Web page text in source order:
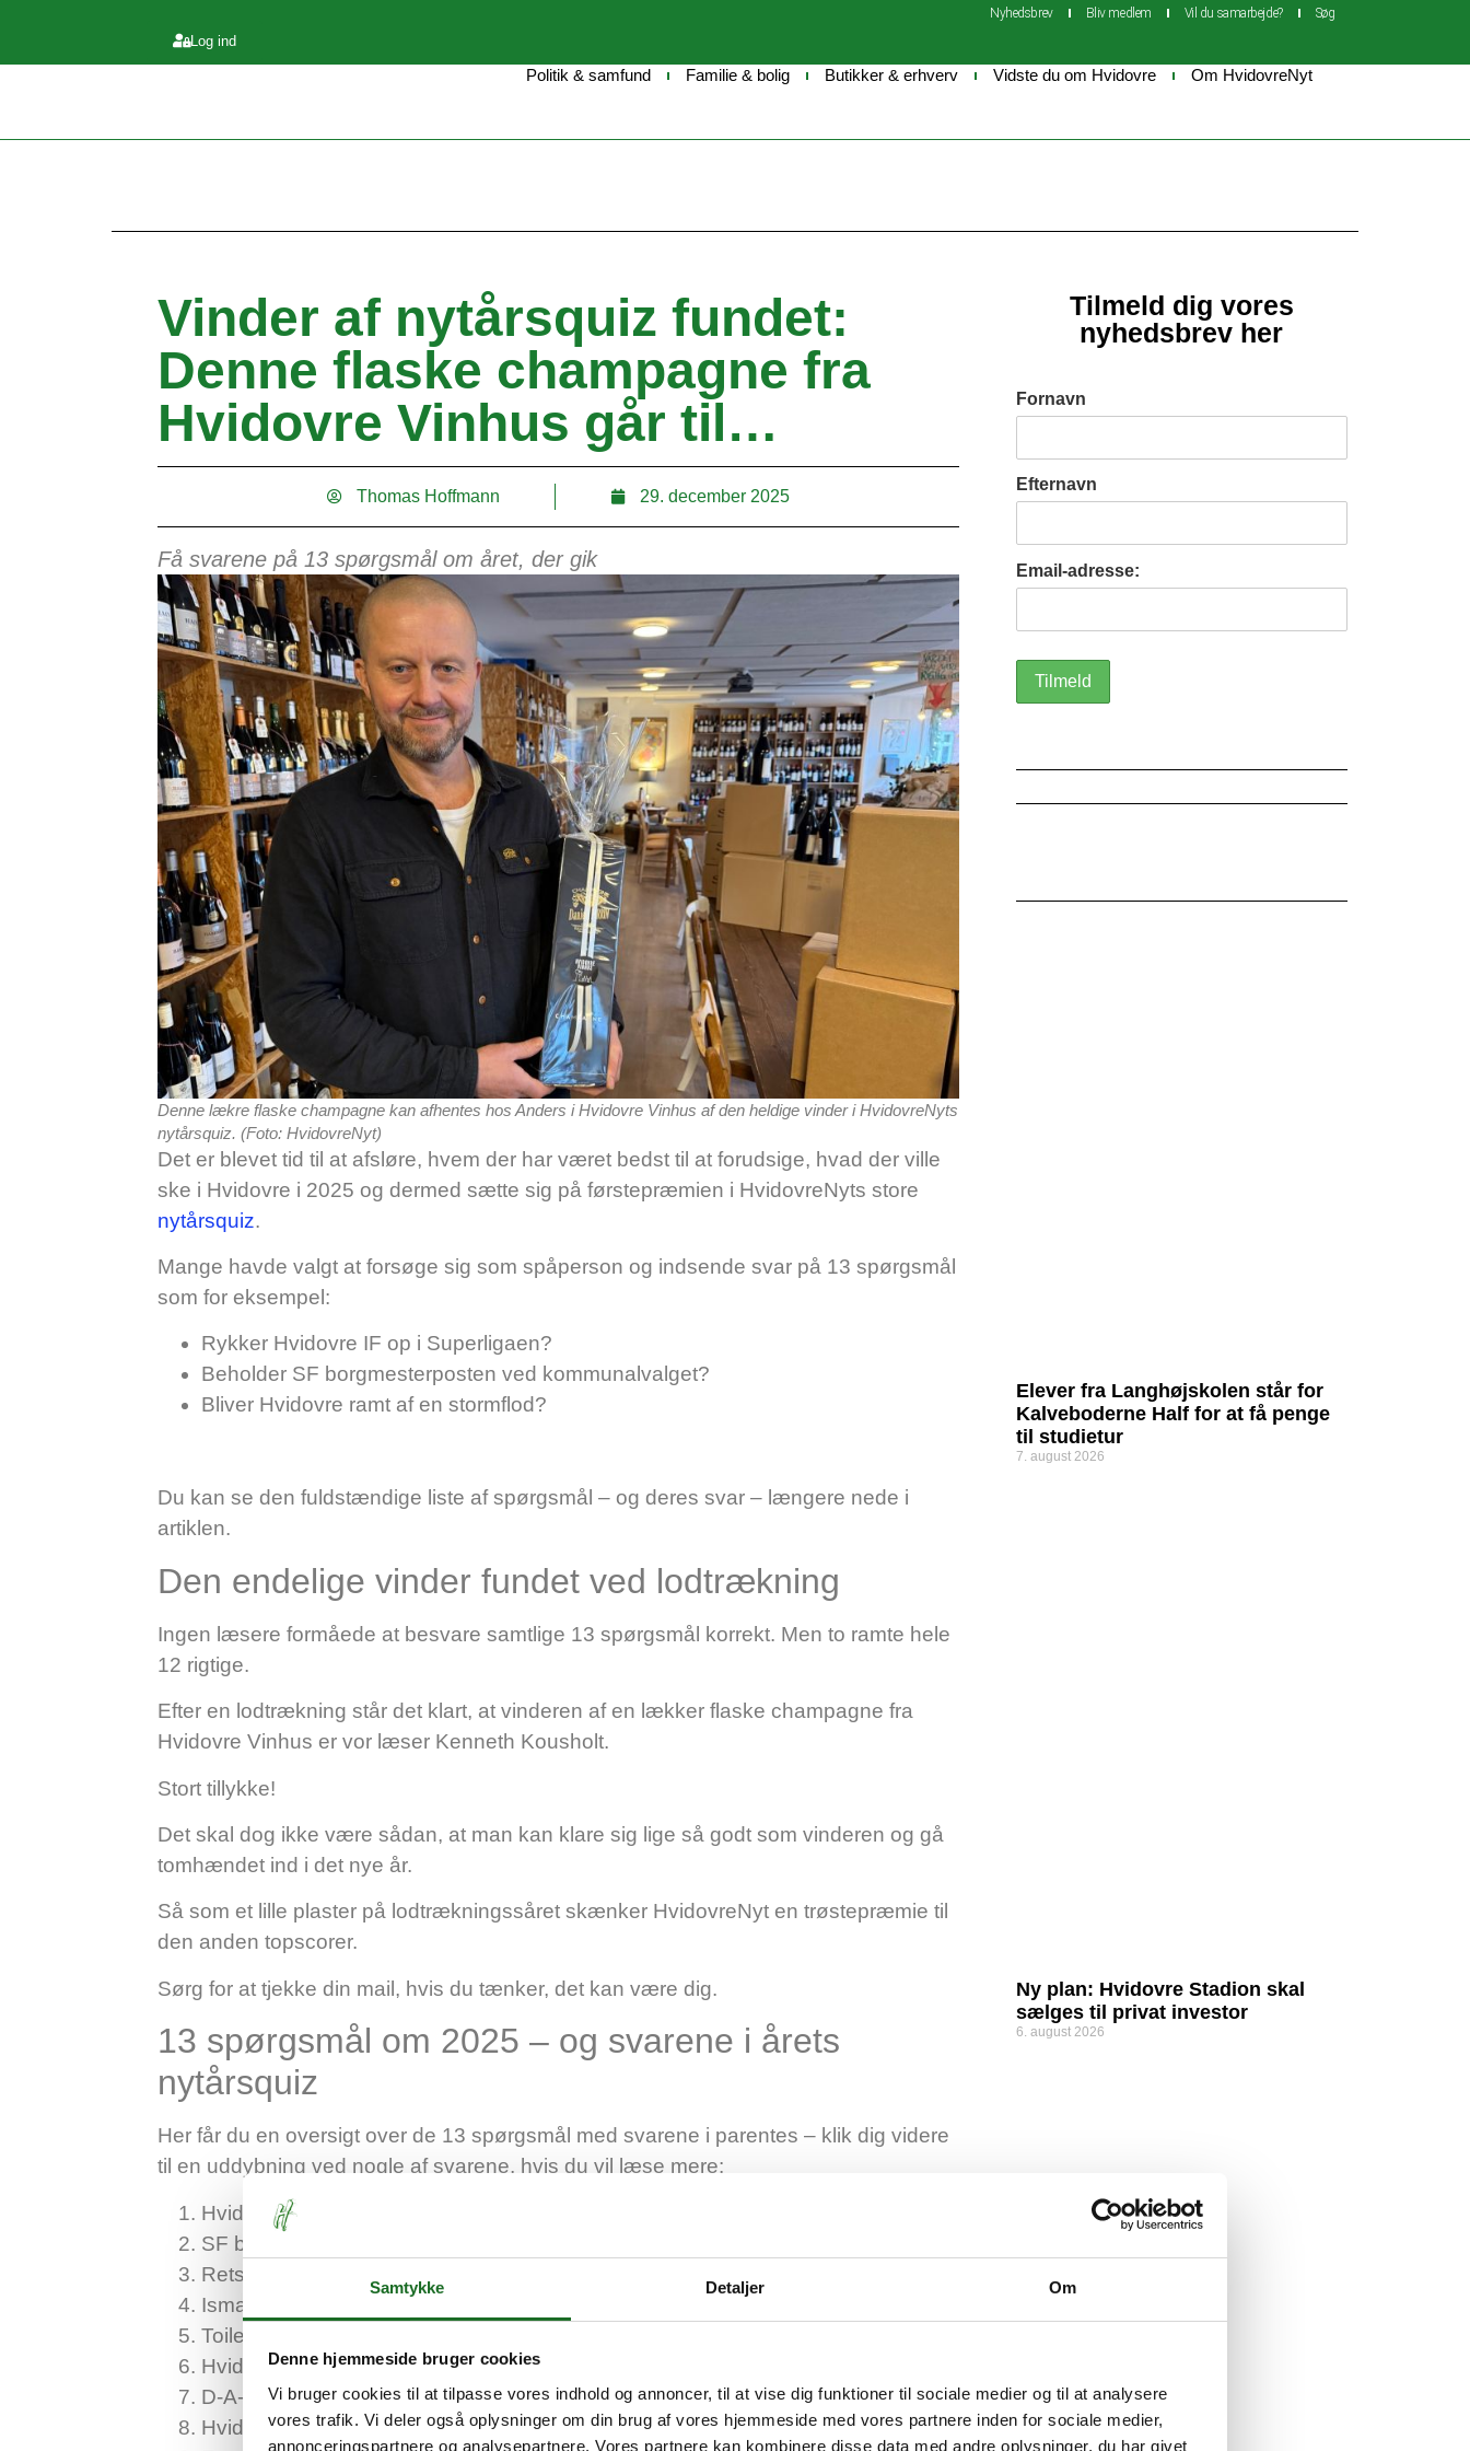
Samtykke Detaljer Om
Denne hjemmeside bruger cookies
Vi bruger cookies til at tilpasse vores indhold og annoncer, til at vise dig funktioner til sociale medier og til at analysere
vores trafik. Vi deler også oplysninger om din brug af vores hjemmeside med vores partnere inden for sociale medier,
annonceringspartnere og analysepartnere. Vores partnere kan kombinere disse data med andre oplysninger, du har givet
Log ind
Nyhedsbrev Bliv medlem Vil du samarbejde? Søg
Politik & samfund Familie & bolig Butikker & erhverv Vidste du om Hvidovre Om HvidovreNyt
Vinder af nytårsquiz fundet:
Denne flaske champagne fra
Hvidovre Vinhus går til…
Thomas Hoffmann 29. december 2025
Få svarene på 13 spørgsmål om året, der gik
Denne lækre flaske champagne kan afhentes hos Anders i Hvidovre Vinhus af den heldige vinder i HvidovreNyts
nytårsquiz. (Foto: HvidovreNyt)
Det er blevet tid til at afsløre, hvem der har været bedst til at forudsige, hvad der ville
ske i Hvidovre i 2025 og dermed sætte sig på førstepræmien i HvidovreNyts store
nytårsquiz.
Mange havde valgt at forsøge sig som spåperson og indsende svar på 13 spørgsmål
som for eksempel:
Rykker Hvidovre IF op i Superligaen?
Beholder SF borgmesterposten ved kommunalvalget?
Bliver Hvidovre ramt af en stormflod?
Du kan se den fuldstændige liste af spørgsmål – og deres svar – længere nede i
artiklen.
Den endelige vinder fundet ved lodtrækning
Ingen læsere formåede at besvare samtlige 13 spørgsmål korrekt. Men to ramte hele
12 rigtige.
Efter en lodtrækning står det klart, at vinderen af en lækker flaske champagne fra
Hvidovre Vinhus er vor læser Kenneth Kousholt.
Stort tillykke!
Det skal dog ikke være sådan, at man kan klare sig lige så godt som vinderen og gå
tomhændet ind i det nye år.
Så som et lille plaster på lodtrækningssåret skænker HvidovreNyt en trøstepræmie til
den anden topscorer.
Sørg for at tjekke din mail, hvis du tænker, det kan være dig.
13 spørgsmål om 2025 – og svarene i årets
nytårsquiz
Her får du en oversigt over de 13 spørgsmål med svarene i parentes – klik dig videre
til en uddybning ved nogle af svarene, hvis du vil læse mere:
Hvidovre IF rykker op i Superligaen i fodbold (
SF beholder borgmesterposten efter kommunalvalget i november (
Retssag efter cykelulykke ender med mindst 1,5 års fængsel (
Ismageriet åbner en butik i Hvidovre (
Toiletter bliver sat op ved Hvidovre Strand (nej)
Hvidovre C får lov at bygge boliger i mindst 3. sals højde (
D-A-D giver koncert i RIGA (Kulturhus Risbjerggaard) (nej)
Hvidovre bliver ramt af en stormflod (nej)
Tilmeld dig vores
nyhedsbrev her
Fornavn
Efternavn
Email-adresse:
Elever fra Langhøjskolen står for
Kalveboderne Half for at få penge
til studietur
7. august 2026
Ny plan: Hvidovre Stadion skal
sælges til privat investor
6. august 2026